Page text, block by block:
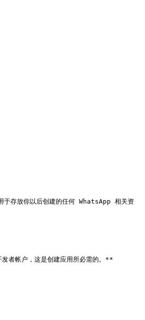
放你以后创建的任何 WhatsApp 相关资
帐户，这是创建应用所必需的。**